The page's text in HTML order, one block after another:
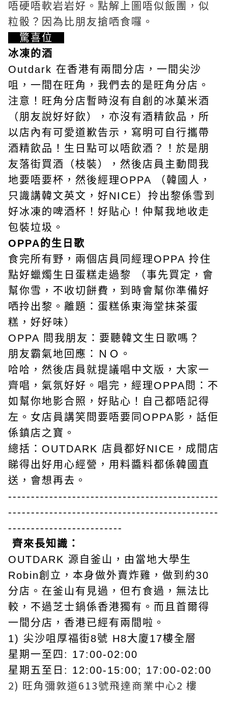
唔硬唔軟岩岩好。點解上圖唔似飯團，似
粒骰？因為比朋友搶哂食囉。
驚喜位
冰凍的酒
Outdark 在香港有兩間分店，一間尖沙
咀，一間在旺角，我們去的是旺角分店。
注意！旺角分店暫時沒有自創的冰菓米酒
（朋友說好好飲），亦沒有酒精飲品，所
以店內有可愛道歉告示， 寫明 可自行攜帶
酒精飲品！生日點可以唔飲酒？！於是朋
友落街買酒（枝裝），然後店員主動問我
地要唔要杯，然後經理OPPA （韓國人，
只識講韓文英文， 好NICE） 拎出黎係雪到
好冰凍的啤酒杯！好貼心！仲幫我地收走
包裝垃圾。
OPPA的生日歌
食完所有野，兩個店員同經理OPPA 拎住
點好蠟燭生日蛋糕走過黎 （事先買定，會
幫你雪，不收切餅費，到時會幫你準備好
哂拎出黎。離題：蛋糕係東海堂抹茶蛋
糕，好好味）
OPPA 問我朋友：要聽韓文生日歌嗎？
朋友霸氣地回應：ＮＯ。
哈哈，然後店員就提議唱中文版，大家一
齊唱，氣氛好好。唱完，經理OPPA問：不
如幫你地影合照，好貼心！自己都唔記得
左。女店員講笑問要唔要同OPPA影，話佢
係鎮店之寶。
總括：OUTDARK 店員都好NICE，成間店
睇得出好用心經營，用料醬料都係韓國直
送，會想再去。
----------------------------------------------
----------------------------------------------
-------------------------
齊來長知識：
OUTDARK 源自釜山，由當地大學生
Robin創立，本身做外賣炸雞，做到約30
分店。在釜山有見過，但冇食過，無法比
較，不過芝士鍋係香港獨有。而且首爾得
一間分店，香港已經有兩間啦。
1) 尖沙咀厚福街8號 H8大廈17樓全層
星期一至四: 17:00-02:00
星期五至日: 12:00-15:00; 17:00-02:00
2) 旺角彌敦道613號飛達商業中心2 樓